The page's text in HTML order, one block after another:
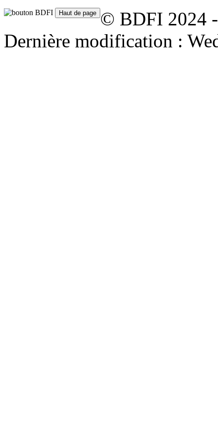
© BDFI 2024
Dernière modification :